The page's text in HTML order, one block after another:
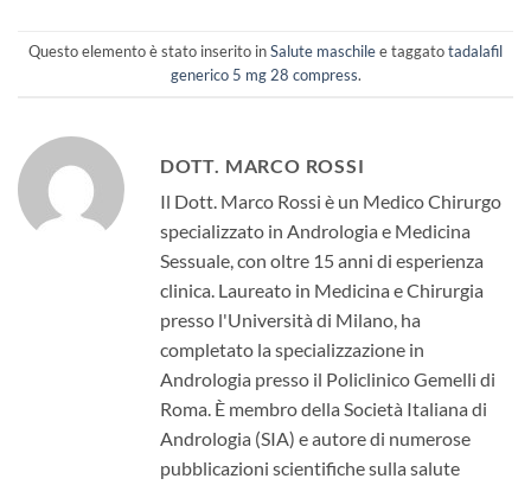
Questo elemento è stato inserito inSalute maschilee taggatotadalafil
generico 5 mg 28 compress.
DOTT. MARCO ROSSI
Il Dott. Marco Rossi è un Medico Chirurgo
specializzato in Andrologia e Medicina
Sessuale, con oltre 15 anni di esperienza
clinica. Laureato in Medicina e Chirurgia
presso l'Università di Milano, ha
completato la specializzazione in
Andrologia presso il Policlinico Gemelli di
Roma. È membro della Società Italiana di
Andrologia (SIA) e autore di numerose
pubblicazioni scientifiche sulla salute